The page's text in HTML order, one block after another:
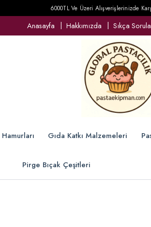
6000TL Ve Üzeri Alışverişlerinizde
Anasayfa Hakkımızda Sıkça
Gıda Katkı Malzemeleri
Pirge Bıçak Çeşitleri